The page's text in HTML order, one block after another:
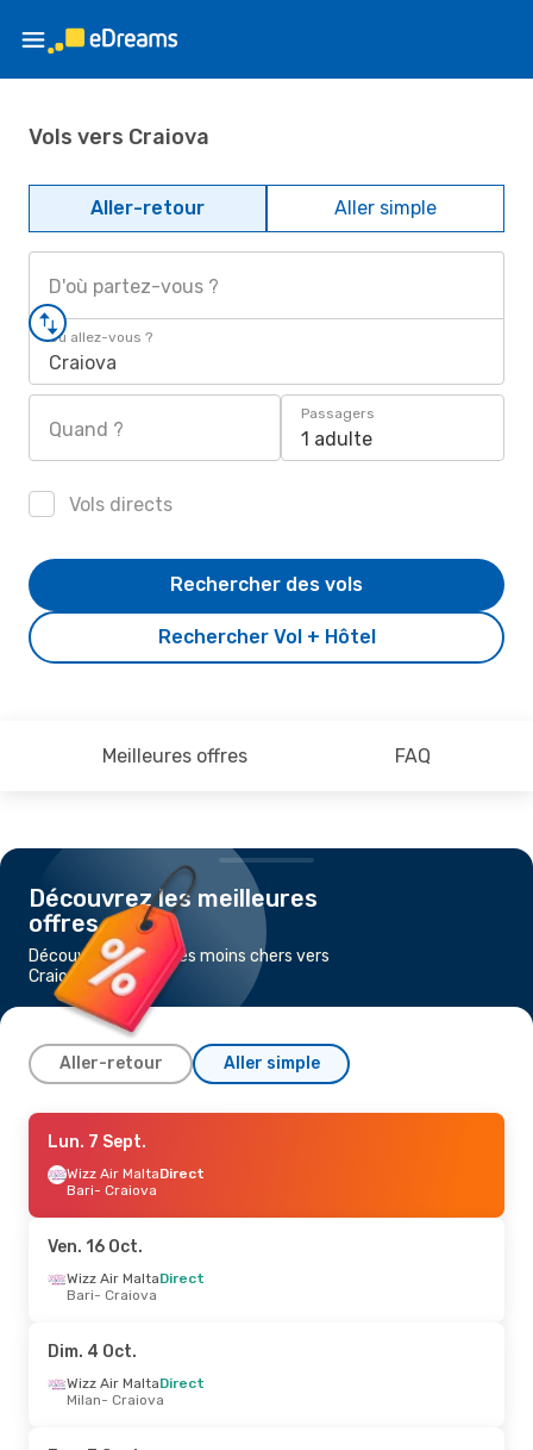
Vols vers Craiova
Aller-retour Aller simple
D'où partez-vous ?
Où allez-vous ?
Craiova
Quand ?
Passagers
1 adulte
Vols directs
Rechercher Vol + Hôtel
Rechercher des vols
Meilleures offres FAQ
Découvrez les meilleures
offres
Découvrez les vols les moins chers vers
Craiova
Aller-retour Aller simple
Mar. 8 Sept.
Wizz Air MaltaDirect
Naples- Craiova
Craiova- Naples
Jeu. 17 Sept.- Ven. 25 Sept.
Wizz Air Malta
Craiova- Milan
Lun. 7 Sept.
Wizz Air MaltaDirect
Bari- Craiova
Ven. 16 Oct.
Wizz Air MaltaDirect
Bari- Craiova
Dim. 4 Oct.
Wizz Air MaltaDirect
Milan- Craiova